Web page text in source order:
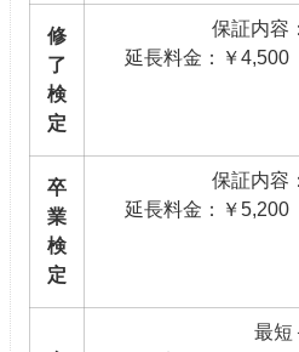
修
了
検
定
保証内容
延長料金：￥4,500
卒
業
検
定
保証内容
延長料金：￥5,200
最短